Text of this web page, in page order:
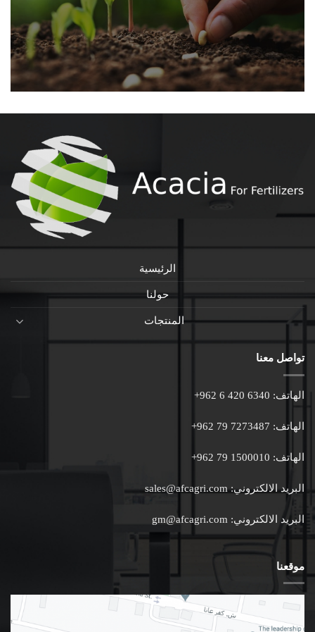
الرئيسية
حولنا
المنتجات
تواصل معنا
الهاتف: +962 6 420 6340
الهاتف: +962 79 7273487
الهاتف: +962 79 1500010
البريد الالكتروني:sales@afcagri.com
البريد الالكتروني: gm@afcagri.com
موقعنا